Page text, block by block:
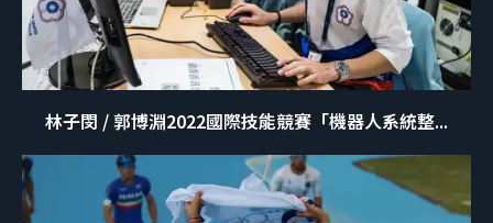
林子閔 / 郭博淵2022國際技能競賽「機器人系統整...